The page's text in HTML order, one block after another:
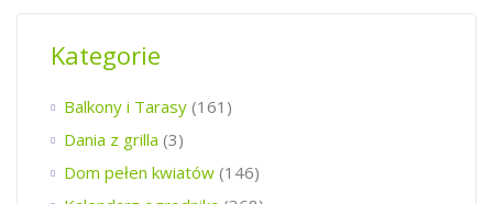
Kategorie
Balkony i Tarasy (161)
Dania z grilla (3)
Dom pełen kwiatów (146)